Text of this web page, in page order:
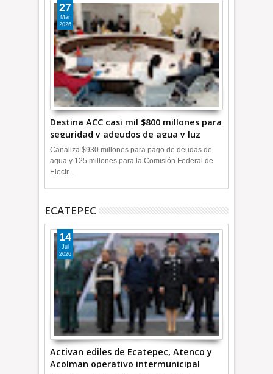
Destina ACC casi mil $800 millones para
seguridad y adeudos de agua y luz
+Video
27
Mar
2026
Canaliza $930 millones para pago de deudas de
agua y 125 millones para la Comisión Federal de
Electr...
ECATEPEC
Activan ediles de Ecatepec, Atenco y
Acolman operativo intermunicipal
14
Jul
2026